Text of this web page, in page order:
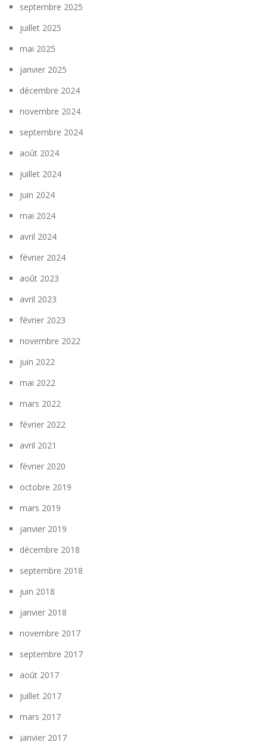
septembre 2025
juillet 2025
mai 2025
janvier 2025
décembre 2024
novembre 2024
septembre 2024
août 2024
juillet 2024
juin 2024
mai 2024
avril 2024
février 2024
août 2023
avril 2023
février 2023
novembre 2022
juin 2022
mai 2022
mars 2022
février 2022
avril 2021
février 2020
octobre 2019
mars 2019
janvier 2019
décembre 2018
septembre 2018
juin 2018
janvier 2018
novembre 2017
septembre 2017
août 2017
juillet 2017
mars 2017
janvier 2017